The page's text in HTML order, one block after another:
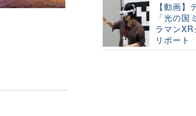
【動画】
「光の国
ラマン
リポート